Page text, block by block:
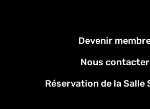
Devenir
Nous contacter
Réservation de la Salle